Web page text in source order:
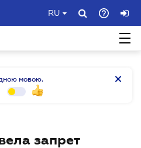
RU
мовою.
запрет